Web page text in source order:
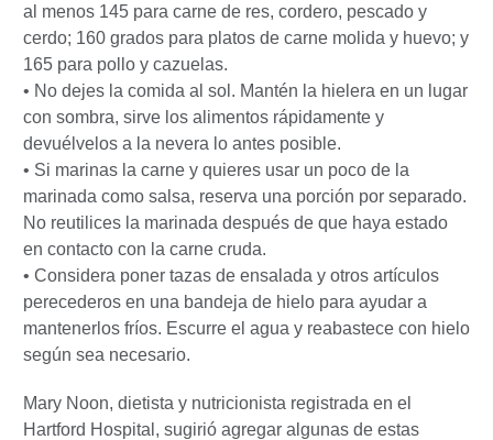
al menos 145 para carne de res, cordero, pescado y
cerdo; 160 grados para platos de carne molida y huevo; y
165 para pollo y cazuelas.
• No dejes la comida al sol. Mantén la hielera en un lugar
con sombra, sirve los alimentos rápidamente y
devuélvelos a la nevera lo antes posible.
• Si marinas la carne y quieres usar un poco de la
marinada como salsa, reserva una porción por separado.
No reutilices la marinada después de que haya estado
en contacto con la carne cruda.
• Considera poner tazas de ensalada y otros artículos
perecederos en una bandeja de hielo para ayudar a
mantenerlos fríos. Escurre el agua y reabastece con hielo
según sea necesario.
Mary Noon, dietista y nutricionista registrada en el
Hartford Hospital, sugirió agregar algunas de estas